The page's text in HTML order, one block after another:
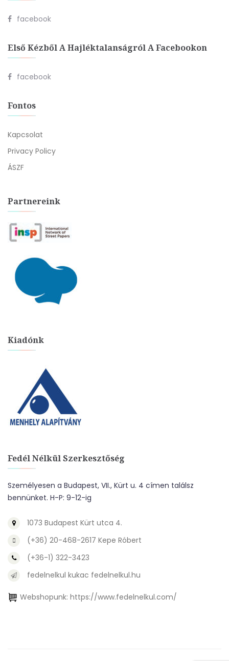
facebook
Első Kézből A Hajléktalanságról A Facebookon
facebook
Fontos
Kapcsolat
Privacy Policy
ÁSZF
Partnereink
Kiadónk
Fedél Nélkül Szerkesztőség
Személyesen a Budapest, VII., Kürt u. 4 címen találsz
bennünket. H-P: 9-12-ig
1073 Budapest Kürt utca 4.
(+36) 20-468-2617 Kepe Róbert
(+36-1) 322-3423
fedelnelkul kukac fedelnelkul.hu
Webshopunk: https://www.fedelnelkul.com/